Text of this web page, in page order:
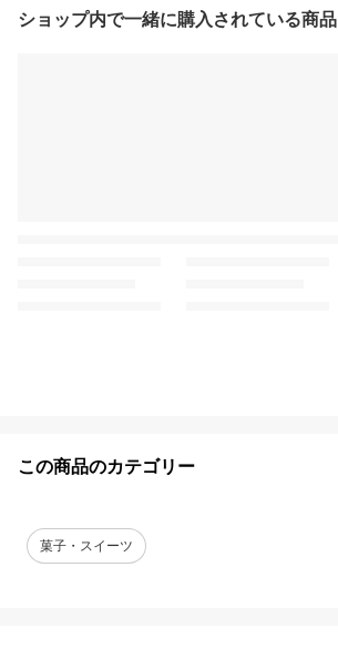
ショップ内で一緒に購入されている商品
この商品のカテゴリー
菓子・スイーツ